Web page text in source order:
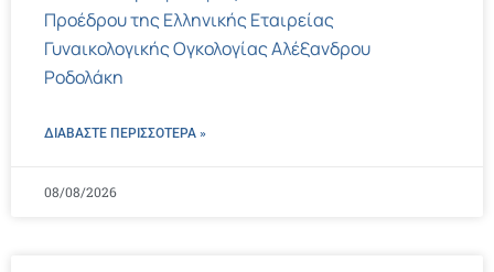
Προέδρου της Ελληνικής Εταιρείας
Γυναικολογικής Ογκολογίας Αλέξανδρου
Ροδολάκη
ΔΙΑΒΑΣΤΕ ΠΕΡΙΣΣΌΤΕΡΑ »
08/08/2026